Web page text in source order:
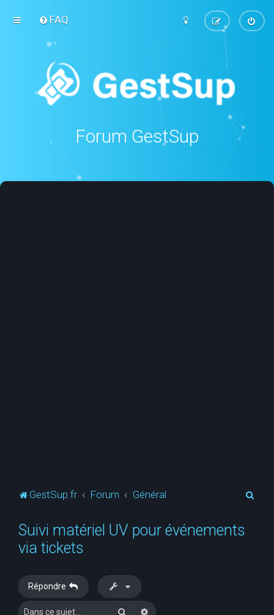
FAQ
Forum GestSup
GestSup.fr Forum Général
Suivi matériel UV pour événements
via tickets
Répondre
RechercherRecherche avancée